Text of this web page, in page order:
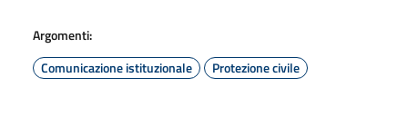
Argomenti:
Comunicazione istituzionale
Protezione civile